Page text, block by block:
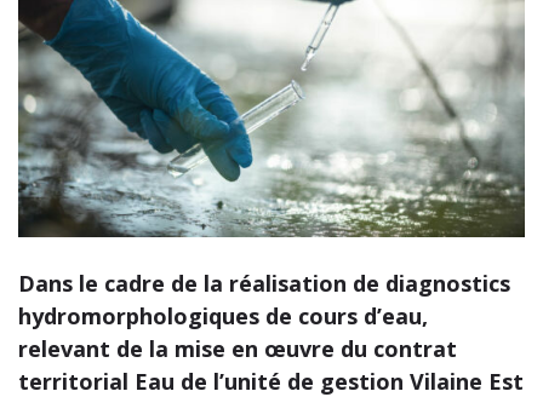
Dans le cadre de la réalisation de diagnostics
hydromorphologiques de cours d’eau,
relevant de la mise en œuvre du contrat
territorial Eau de l’unité de gestion Vilaine Est